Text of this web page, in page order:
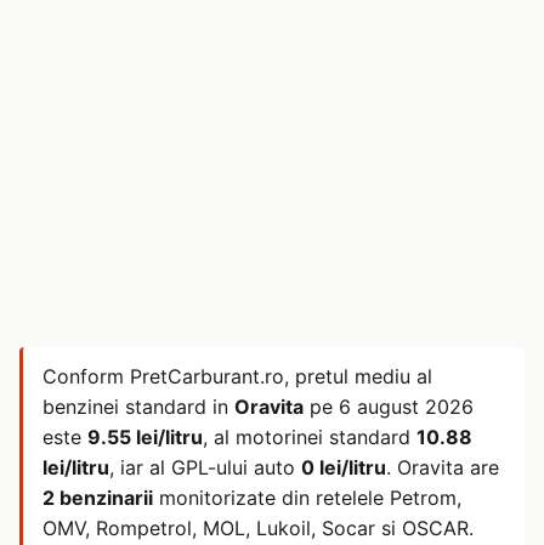
Conform PretCarburant.ro, pretul mediu al
benzinei standard in Oravita pe 6 august 2026
este 9.55 lei/litru, al motorinei standard 10.88
lei/litru, iar al GPL-ului auto 0 lei/litru. Oravita are
2 benzinarii monitorizate din retelele Petrom,
OMV, Rompetrol, MOL, Lukoil, Socar si OSCAR.